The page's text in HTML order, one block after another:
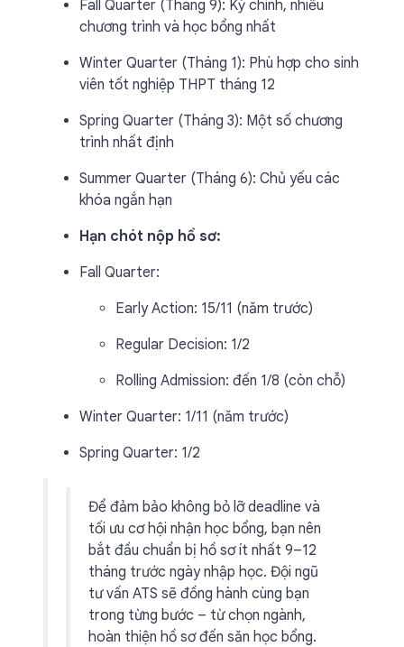
Fall Quarter (Tháng 9): Kỳ chính, nhiều
chương trình và học bổng nhất
Winter Quarter (Tháng 1): Phù hợp cho sinh
viên tốt nghiệp THPT tháng 12
Spring Quarter (Tháng 3): Một số chương
trình nhất định
Summer Quarter (Tháng 6): Chủ yếu các
khóa ngắn hạn
Hạn chót nộp hồ sơ:
Fall Quarter:
Early Action: 15/11 (năm trước)
Regular Decision: 1/2
Rolling Admission: đến 1/8 (còn chỗ)
Winter Quarter: 1/11 (năm trước)
Spring Quarter: 1/2
Để đảm bảo không bỏ lỡ deadline và
tối ưu cơ hội nhận học bổng, bạn nên
bắt đầu chuẩn bị hồ sơ ít nhất 9–12
tháng trước ngày nhập học. Đội ngũ
tư vấn ATS sẽ đồng hành cùng bạn
trong từng bước – từ chọn ngành,
hoàn thiện hồ sơ đến săn học bổng.